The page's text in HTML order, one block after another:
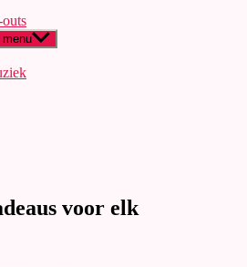
voor elk